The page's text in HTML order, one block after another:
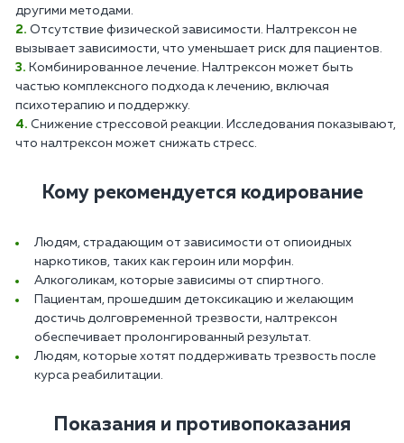
другими методами.
Отсутствие физической зависимости. Налтрексон не
вызывает зависимости, что уменьшает риск для пациентов.
Комбинированное лечение. Налтрексон может быть
частью комплексного подхода к лечению, включая
психотерапию и поддержку.
Снижение стрессовой реакции. Исследования показывают,
что налтрексон может снижать стресс.
Кому рекомендуется кодирование
Людям, страдающим от зависимости от опиоидных
наркотиков, таких как героин или морфин.
Алкоголикам, которые зависимы от спиртного.
Пациентам, прошедшим детоксикацию и желающим
достичь долговременной трезвости, налтрексон
обеспечивает пролонгированный результат.
Людям, которые хотят поддерживать трезвость после
курса реабилитации.
Показания и противопоказания